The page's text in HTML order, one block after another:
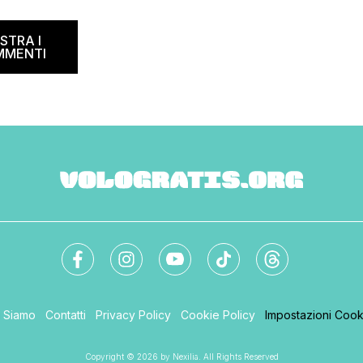
and breakfast, giunta
I
Siamo Contatti Privacy Policy Cookie Policy Impostazioni
Copyright © 2026 by Nexilia. All Rights Reserved